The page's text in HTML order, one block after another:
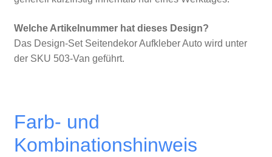
Welche Artikelnummer hat dieses Design?
Das Design-Set Seitendekor Aufkleber Auto wird unter
der SKU 503-Van geführt.
Farb- und
Kombinationshinweis